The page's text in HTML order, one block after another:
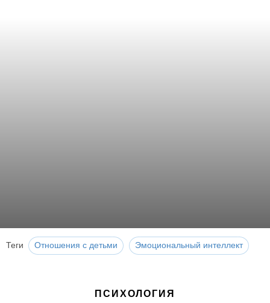
Теги Отношения с детьми Эмоциональный интеллект
ПСИХОЛОГИЯ